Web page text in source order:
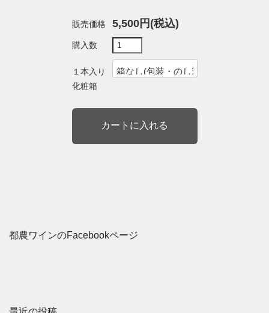
販売価格 5,500円(税込)
購入数
１本入り
化粧箱
都農ワインのFacebookページ